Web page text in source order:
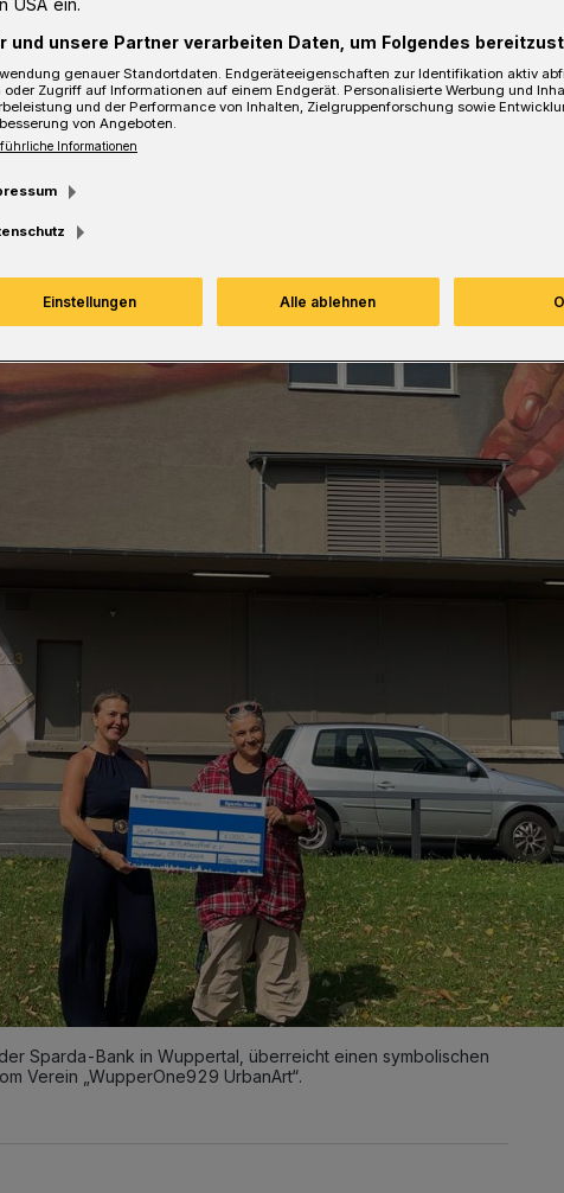
Lesezeit
Sparda-Bank in Wuppertal, überreicht einen symbolischen
Verein „WupperOne929 UrbanArt“.
USA ein.
und unsere Partner verarbeiten Daten, um Folgendes
genauer Standortdaten. Endgeräteeigenschaften zur Identifikation aktiv
oder Zugriff auf Informationen auf einem Endgerät. Personalisierte Werbung und
und der Performance von Inhalten, Zielgruppenforschung sowie
von Angeboten.
Informationen
Einstellungen Alle ablehnen